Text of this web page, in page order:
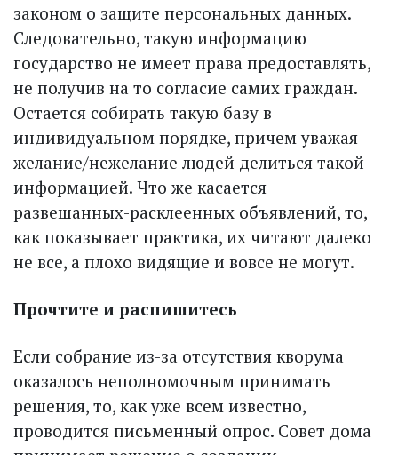
законом о защите персональных данных.
Следовательно, такую информацию
государство не имеет права предоставлять,
не получив на то согласие самих граждан.
Остается собирать такую базу в
индивидуальном порядке, причем уважая
желание/нежелание людей делиться такой
информацией. Что же касается
развешанных-расклеенных объявлений, то,
как показывает практика, их читают далеко
не все, а плохо видящие и вовсе не могут.
Прочтите и распишитесь
Если собрание из-за отсутствия кворума
оказалось неполномочным принимать
решения, то, как уже всем известно,
проводится письменный опрос. Совет дома